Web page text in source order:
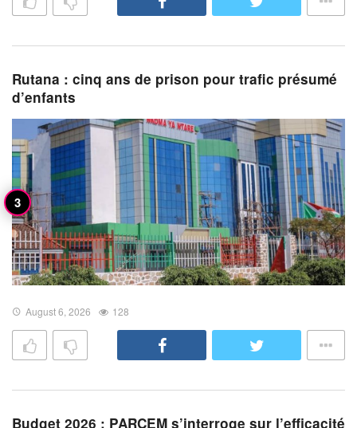
Rutana : cinq ans de prison pour trafic présumé
d’enfants
August 6, 2026 128
Budget 2026 : PARCEM s’interroge sur l’efficacité